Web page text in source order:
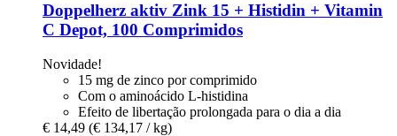
Doppelherz aktiv Zink 15 + Histidin + Vitamin
C Depot, 100 Comprimidos
Novidade!
15 mg de zinco por comprimido
Com o aminoácido L-histidina
Efeito de libertação prolongada para o dia a dia
€ 14,49 (€ 134,17 / kg)